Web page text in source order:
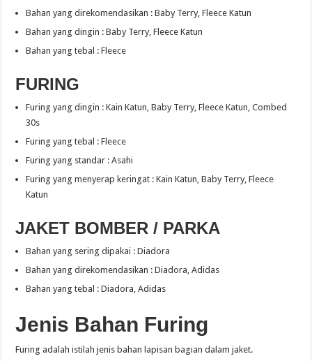
Bahan yang direkomendasikan : Baby Terry, Fleece Katun
Bahan yang dingin : Baby Terry, Fleece Katun
Bahan yang tebal : Fleece
FURING
Furing yang dingin : Kain Katun, Baby Terry, Fleece Katun, Combed
30s
Furing yang tebal : Fleece
Furing yang standar : Asahi
Furing yang menyerap keringat : Kain Katun, Baby Terry, Fleece
Katun
JAKET BOMBER / PARKA
Bahan yang sering dipakai : Diadora
Bahan yang direkomendasikan : Diadora, Adidas
Bahan yang tebal : Diadora, Adidas
Jenis Bahan Furing
Furing adalah istilah jenis bahan lapisan bagian dalam jaket.